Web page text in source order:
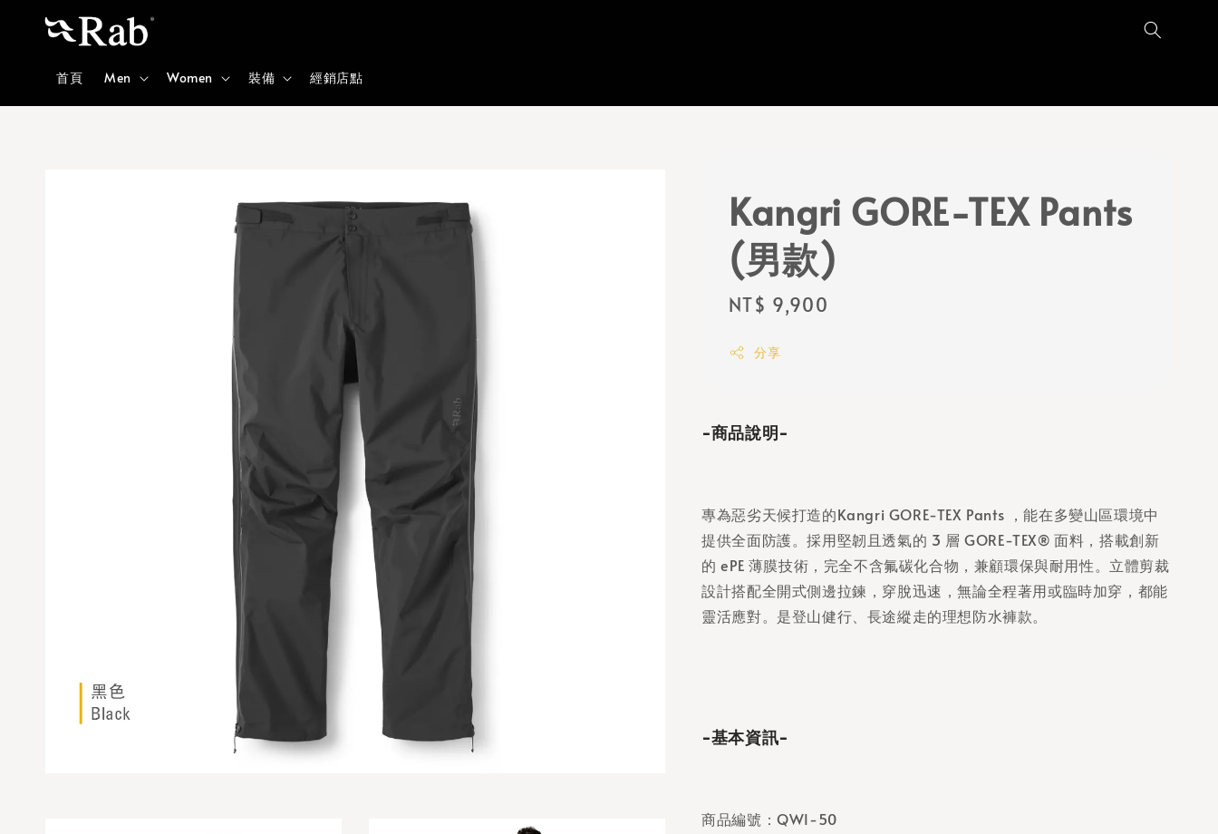
首頁 Men Women 裝備 經銷店點
Kangri GORE-TEX Pants
(男款)
Regular
NT$ 9,900
分享
-商品說明-
專為惡劣天候打造的Kangri GORE-TEX Pants ，能在多變山區環境中
提供全面防護。採用堅韌且透氣的 3 層 GORE-TEX® 面料，搭載創新
的 ePE 薄膜技術，完全不含氟碳化合物，兼顧環保與耐用性。立體剪裁
設計搭配全開式側邊拉鍊，穿脫迅速，無論全程著用或臨時加穿，都能
靈活應對。是登山健行、長途縱走的理想防水褲款。
-基本資訊-
商品編號：QWI-50